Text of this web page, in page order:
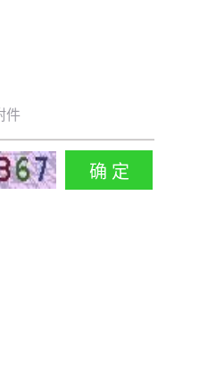
件